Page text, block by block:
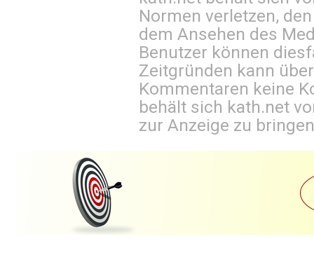
Normen verletzen,
dem Ansehen des
Benutzer können
Zeitgründen kann
Kommentaren keine
behält sich kath.net
zur Anzeige zu